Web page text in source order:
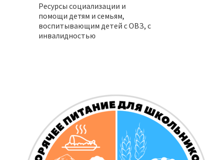
Ресурсы социализации и
помощи детям и семьям,
воспитывающим детей с ОВЗ, с
инвалидностью